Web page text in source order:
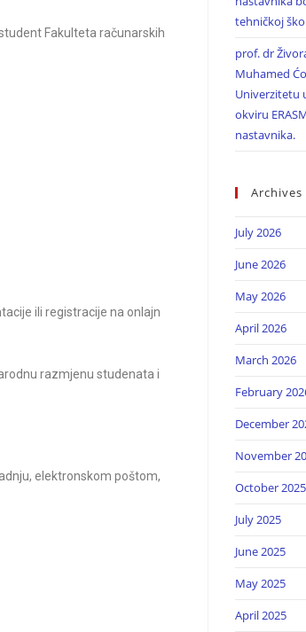
Fakulteta računarskih
ili registracije na onlajn
razmjenu studenata i
elektronskom poštom,
tehničkoj
prof. dr
Muhamed
Univerzitetu
okviru
nastavnika.
Archives
July 2026
June 2026
May 2026
April 2026
March 2026
February
December
November
October 2025
July 2025
June 2025
May 2025
April 2025